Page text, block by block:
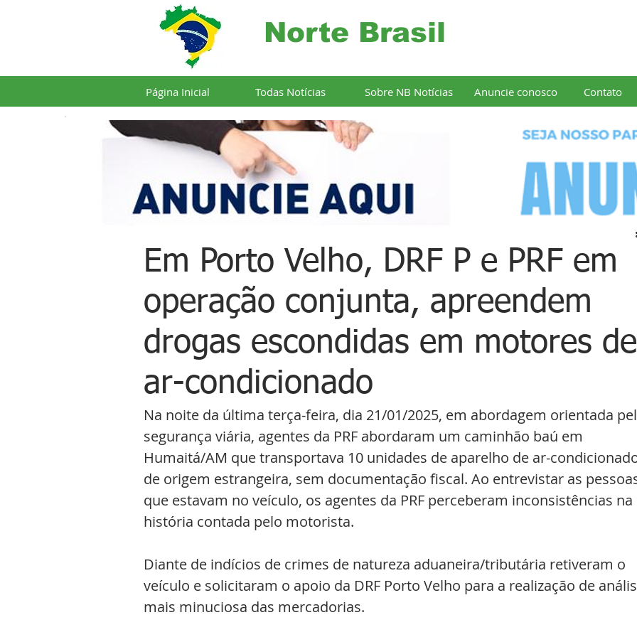
Norte Brasil
Página Inicial Todas Notícias Sobre NB Notícias Anuncie conosco Contato
Em Porto Velho, DRF P e PRF em
operação conjunta, apreendem
drogas escondidas em motores de
ar-condicionado
Na noite da última terça-feira, dia 21/01/2025, em abordagem orientada
segurança viária, agentes da PRF abordaram um caminhão baú em
Humaitá/AM que transportava 10 unidades de aparelho de ar-
de origem estrangeira, sem documentação fiscal. Ao entrevistar as
que estavam no veículo, os agentes da PRF perceberam inconsistências na
história contada pelo motorista.
Diante de indícios de crimes de natureza aduaneira/tributária retiveram o
veículo e solicitaram o apoio da DRF Porto Velho para a realização de
mais minuciosa das mercadorias.